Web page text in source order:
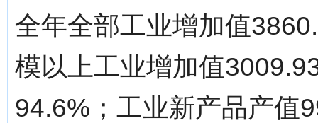
全年全部工业增加值
模以上工业增加值
94.6%；工业新产品产值